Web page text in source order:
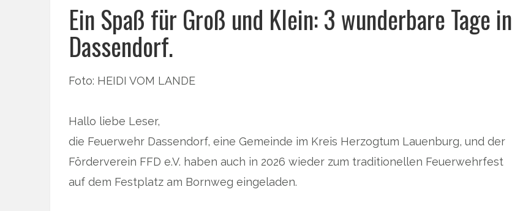
Ein Spaß für Groß und Klein: 3 wunderbare Tage in
Dassendorf.
Foto: HEIDI VOM LANDE
Hallo liebe Leser,
die Feuerwehr Dassendorf, eine Gemeinde im Kreis Herzogtum Lauenburg, und der
Förderverein FFD e.V. haben auch in 2026 wieder zum traditionellen Feuerwehrfest
auf dem Festplatz am Bornweg eingeladen.